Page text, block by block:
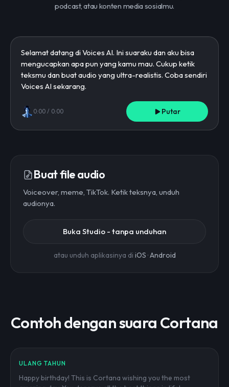
podcast, atau konten media sosialmu.
0:00 / 0:00 Putar
Buat file audio
Voiceover, meme, TikTok. Ketik teksnya, unduh
audionya.
Buka Studio - tanpa unduhan
atau unduh aplikasinya di iOS ·Android
Contoh dengan suara Cortana
ULANG TAHUN
Happy birthday! This is Cortana wishing you the most